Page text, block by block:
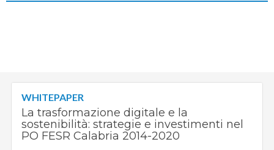
WHITEPAPER
La trasformazione digitale e la
sostenibilità: strategie e investimenti nel
PO FESR Calabria 2014-2020